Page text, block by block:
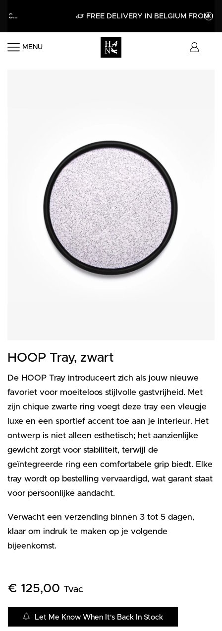
APPLY FREE DELIVERY IN BELGIUM FROM 60€
MENU
HOOP Tray, zwart
De HOOP Tray introduceert zich als jouw nieuwe
favoriet voor moeiteloos stijlvolle gastvrijheid. Met
zijn chique zwarte ring voegt deze tray een vleugje
luxe en een sportief accent toe aan je interieur. Het
ontwerp is niet alleen esthetisch; het aanzienlijke
gewicht zorgt voor stabiliteit, terwijl de
geïntegreerde ring een comfortabele grip biedt. Elke
tray wordt op bestelling vervaardigd, wat garant staat
voor persoonlijke aandacht.
Verwacht een verzending binnen 3 tot 5 dagen,
klaar om indruk te maken op je volgende
bijeenkomst.
€ 125,00 Tvac
Let Me Know When It's Back In Stock